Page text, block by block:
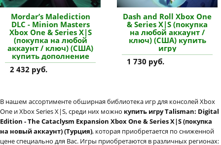
Mordar’s Malediction
DLC - Minion Masters
Xbox One & Series X|S
(покупка на любой
аккаунт / ключ) (США)
купить дополнение
2 432 руб.
Dash and Roll Xbox One
& Series X|S (покупка
на любой аккаунт /
ключ) (США) купить
игру
1 730 руб.
В нашем ассортименте обширная библиотека игр для консолей Xbox
One и Xbox Series X|S, среди них можно купить игру Talisman: Digital
Edition - The Cataclysm Expansion Xbox One & Series X|S (покупка
на новый аккаунт) (Турция), которая приобретается по сниженной
цене специально для Вас. Игры приобретаются в различных регионах: